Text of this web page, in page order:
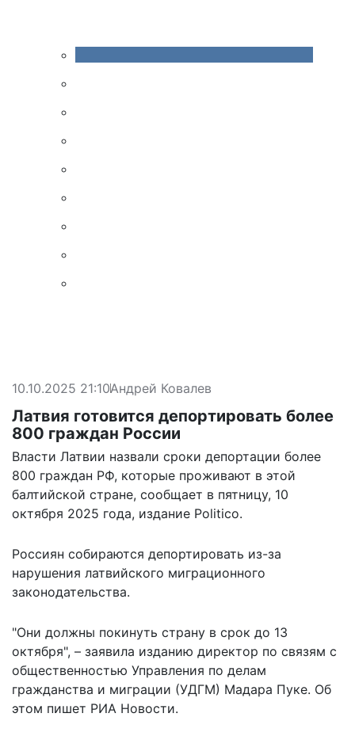
10.10.2025 21:10Андрей Ковалев
Латвия готовится депортировать более
800 граждан России
Власти Латвии назвали сроки депортации более
800 граждан РФ, которые проживают в этой
балтийской стране, сообщает в пятницу, 10
октября 2025 года, издание Politico.
Россиян собираются депортировать из-за
нарушения латвийского миграционного
законодательства.
"Они должны покинуть страну в срок до 13
октября", – заявила изданию директор по связям с
общественностью Управления по делам
гражданства и миграции (УДГМ) Мадара Пуке. Об
этом пишет РИА Новости.